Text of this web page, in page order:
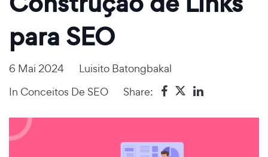
para SEO
6 Mai 2024
Luisito Batongbakal
In Conceitos De SEO Share: